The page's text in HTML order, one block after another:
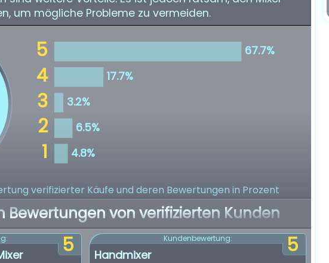
um mögliche Probleme zu vermeiden.
verifizierter Käufe und deren Bewertungen in Prozent
Bewertungen von verifizierten Kunden
5 5
Kundenbewertung:
Handmixer